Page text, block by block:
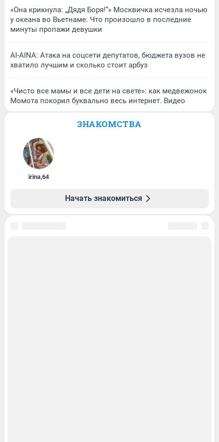
«Она крикнула: „Дядя Боря!“» Москвичка исчезла ночью
у океана во Вьетнаме. Что произошло в последние
минуты пропажи девушки
AI-AINA: Атака на соцсети депутатов, бюджета вузов не
хватило лучшим и сколько стоит арбуз
«Чисто все мамы и все дети на свете»: как медвежонок
Момота покорил буквально весь интернет. Видео
ЗНАКОМСТВА
irina,64
Начать знакомиться